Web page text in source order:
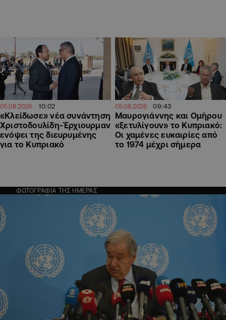
05.08.2026 10:02
«Κλείδωσε» νέα συνάντηση
Χριστοδουλίδη-Έρχιουρμαν
ενόψει της διευρυμένης
για το Κυπριακό
05.08.2026 09:43
Μαυρογιάννης και Ομήρου
«ξετυλίγουν» το Κυπριακό:
Οι χαμένες ευκαιρίες από
το 1974 μέχρι σήμερα
ΦΩΤΟΓΡΑΦΙΑ ΤΗΣ ΗΜΕΡΑΣ